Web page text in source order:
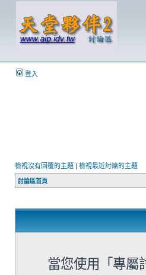
登入
檢視沒有回覆的主題 | 檢視最近討論的主題
討論區首頁
當您使用「專屬